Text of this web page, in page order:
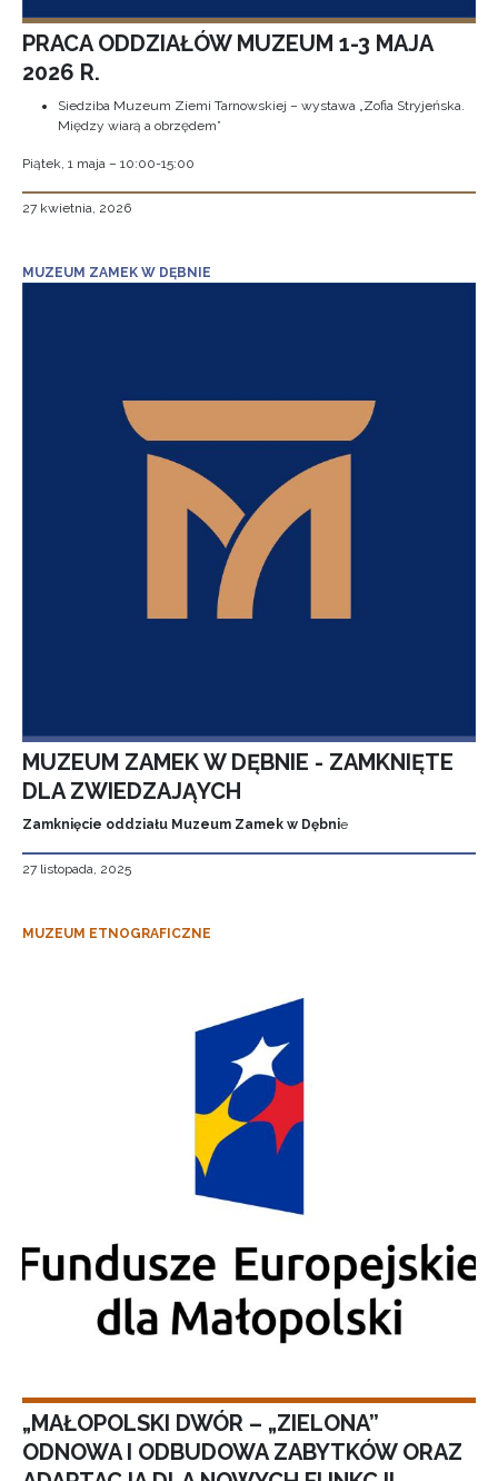
PRACA ODDZIAŁÓW MUZEUM 1-3 MAJA
2026 R.
Siedziba Muzeum Ziemi Tarnowskiej – wystawa „Zofia Stryjeńska.
Między wiarą a obrzędem”
Piątek, 1 maja – 10:00-15:00
27 kwietnia, 2026
MUZEUM ZAMEK W DĘBNIE
MUZEUM ZAMEK W DĘBNIE - ZAMKNIĘTE
DLA ZWIEDZAJĄYCH
Zamknięcie oddziału Muzeum Zamek w Dębnie
27 listopada, 2025
MUZEUM ETNOGRAFICZNE
„MAŁOPOLSKI DWÓR – „ZIELONA”
ODNOWA I ODBUDOWA ZABYTKÓW ORAZ